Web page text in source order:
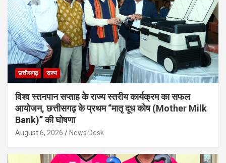
छत्तीसगढ़ राज्य
विश्व स्तनपान सप्ताह के राज्य स्तरीय कार्यक्रम का सफल
आयोजन, छत्तीसगढ़ के प्रथम “मातृ दूध कोष (Mother Milk
Bank)” की घोषणा
August 6, 2026 News Desk